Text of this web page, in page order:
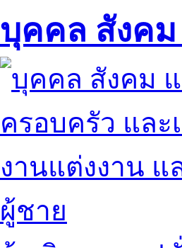
บุคคล สังค
ครอบครัว และ
งานแต่งงาน แ
ผู้ชาย